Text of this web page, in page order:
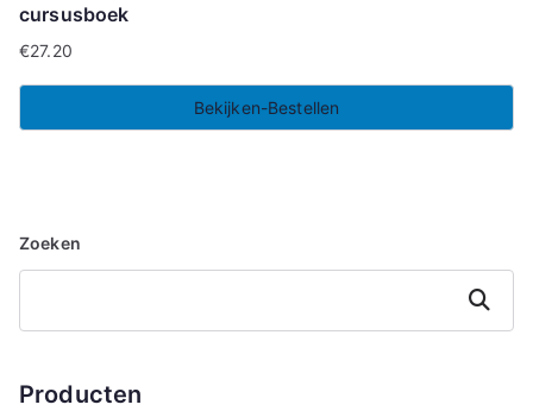
cursusboek
€27.20
Bekijken-Bestellen
Zoeken
Zoeken
Producten